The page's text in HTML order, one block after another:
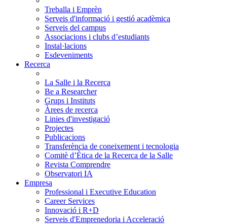
Treballa i Emprèn
Serveis d'informació i gestió acadèmica
Serveis del campus
Associacions i clubs d’estudiants
Instal·lacions
Esdeveniments
Recerca
La Salle i la Recerca
Be a Researcher
Grups i Instituts
Àrees de recerca
Linies d'investigació
Projectes
Publicacions
Transferència de coneixement i tecnologia
Comitè d’Ètica de la Recerca de la Salle
Revista Comprendre
Observatori IA
Empresa
Professional i Executive Education
Career Services
Innovació i R+D
Serveis d'Emprenedoria i Acceleració